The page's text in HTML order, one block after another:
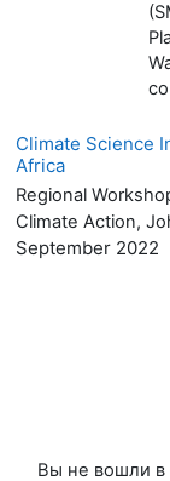
Climate Science
Africa
Regional
Climate Action,
September 2022
Вы не вошли в